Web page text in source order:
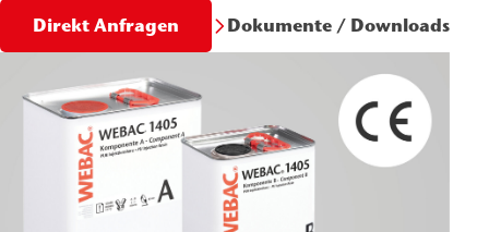
Direkt Anfragen Dokumente / Downloads